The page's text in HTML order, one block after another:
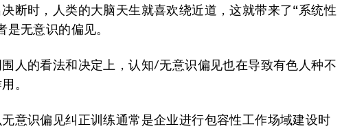
断时，人类的大脑天生就喜欢绕近道，这就带来了“系统性
是无意识的偏见。
人的看法和决定上，认知/无意识偏见也在导致有色人种不
。
意识偏见纠正训练通常是企业进行包容性工作场域建设时